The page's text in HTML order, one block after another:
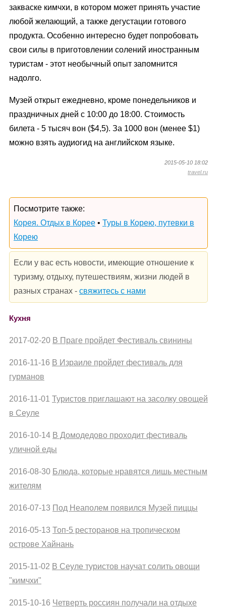
закваске кимчхи, в котором может принять участие
любой желающий, а также дегустации готового
продукта. Особенно интересно будет попробовать
свои силы в приготовлении солений иностранным
туристам - этот необычный опыт запомнится
надолго.
Музей открыт ежедневно, кроме понедельников и
праздничных дней с 10:00 до 18:00. Стоимость
билета - 5 тысяч вон ($4,5). За 1000 вон (менее $1)
можно взять аудиогид на английском языке.
2015-05-10 18:02
travel.ru
Посмотрите также:
Корея. Отдых в Корее • Туры в Корею, путевки в
Корею
Если у вас есть новости, имеющие отношение к
туризму, отдыху, путешествиям, жизни людей в
разных странах - свяжитесь с нами
Кухня
2017-02-20 В Праге пройдет Фестиваль свинины
2016-11-16 В Израиле пройдет фестиваль для
гурманов
2016-11-01 Туристов приглашают на засолку овощей
в Сеуле
2016-10-14 В Домодедово проходит фестиваль
уличной еды
2016-08-30 Блюда, которые нравятся лишь местным
жителям
2016-07-13 Под Неаполем появился Музей пиццы
2016-05-13 Топ-5 ресторанов на тропическом
острове Хайнань
2015-11-02 В Сеуле туристов научат солить овощи
"кимчхи"
2015-10-16 Четверть россиян получали на отдыхе